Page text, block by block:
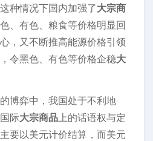
这种情况下国内加强了大宗商
、有色、粮食等价格明显回
，又不断推高能源价格引领
，令黑色、有色等价格企稳大
的博弈中，我国处于不利地
际大宗商品上的话语权与定
要以美元计价结算，而美元